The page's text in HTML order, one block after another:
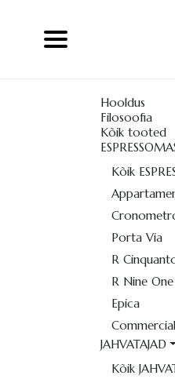
Hooldus
Filosoofia
Kõik tooted
Kõik
Porta Via
R
R Nine One
Epica
Commercial
JAHVATAJAD
Kõik